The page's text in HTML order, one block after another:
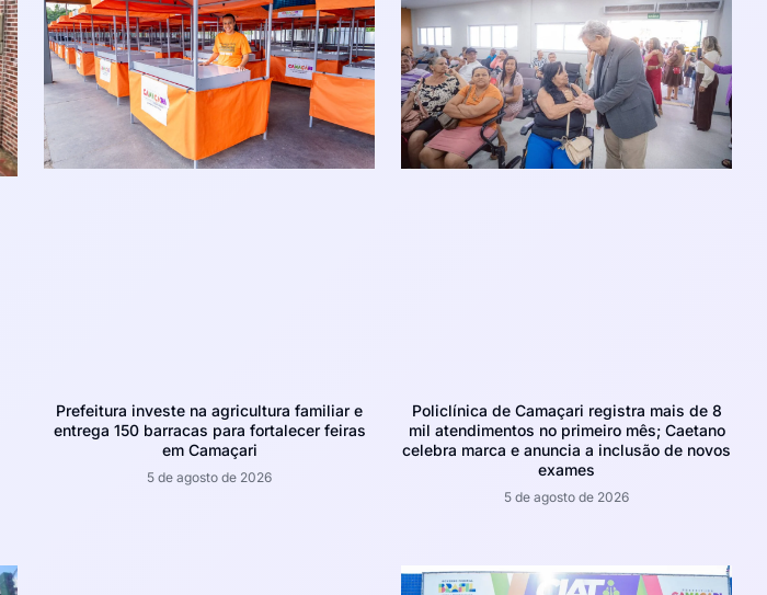
Prefeitura investe na agricultura familiar e
entrega 150 barracas para fortalecer feiras
em Camaçari
5 de agosto de 2026
Policlínica de Camaçari registra mais de 8
mil atendimentos no primeiro mês; Caetano
celebra marca e anuncia a inclusão de novos
exames
5 de agosto de 2026